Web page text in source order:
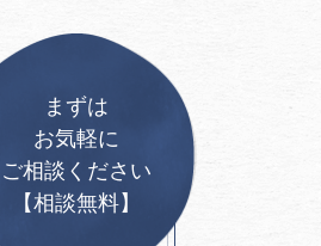
まずは
お気軽に
ご相談ください
【相談無料】